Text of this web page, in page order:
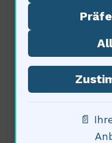
stark mit der
Ursprung
verbunden.
unser
Kollisionen
📄